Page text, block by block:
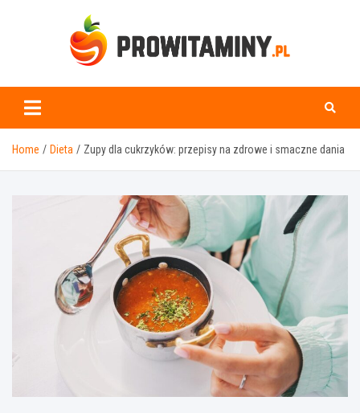
Prowitaminy.pl
Home Dieta Zupy dla cukrzyków: przepisy na zdrowe i smaczne dania